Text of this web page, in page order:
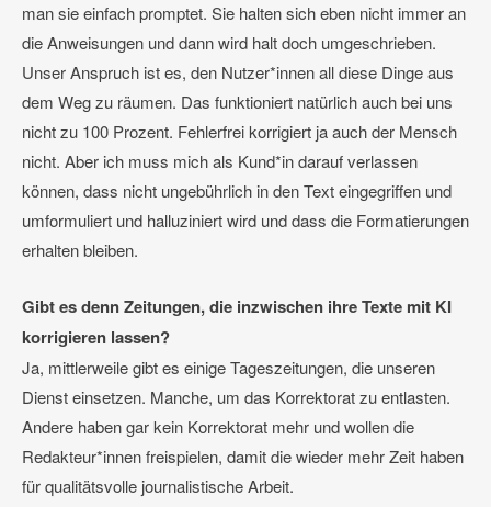
man sie einfach promptet. Sie halten sich eben nicht immer an
die Anweisungen und dann wird halt doch umgeschrieben.
Unser Anspruch ist es, den Nutzer*innen all diese Dinge aus
dem Weg zu räumen. Das funktioniert natürlich auch bei uns
nicht zu 100 Prozent. Fehlerfrei korrigiert ja auch der Mensch
nicht. Aber ich muss mich als Kund*in darauf verlassen
können, dass nicht ungebührlich in den Text eingegriffen und
umformuliert und halluziniert wird und dass die Formatierungen
erhalten bleiben.
Gibt es denn Zeitungen, die inzwischen ihre Texte mit KI
korrigieren lassen?
Ja, mittlerweile gibt es einige Tageszeitungen, die unseren
Dienst einsetzen. Manche, um das Korrektorat zu entlasten.
Andere haben gar kein Korrektorat mehr und wollen die
Redakteur*innen freispielen, damit die wieder mehr Zeit haben
für qualitätsvolle journalistische Arbeit.